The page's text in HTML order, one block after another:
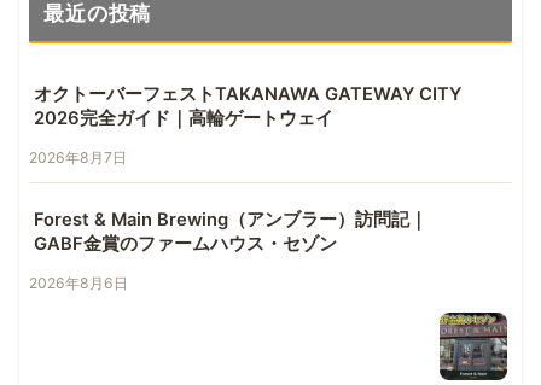
最近の投稿
オクトーバーフェストTAKANAWA GATEWAY CITY
2026完全ガイド｜高輪ゲートウェイ
2026年8月7日
Forest & Main Brewing（アンブラー）訪問記｜
GABF金賞のファームハウス・セゾン
2026年8月6日